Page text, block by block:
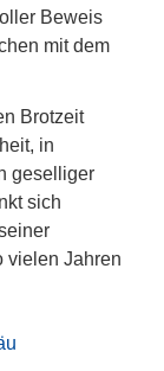
Beweis
mit dem
Brotzeit
in
geselliger
sich
vielen Jahren